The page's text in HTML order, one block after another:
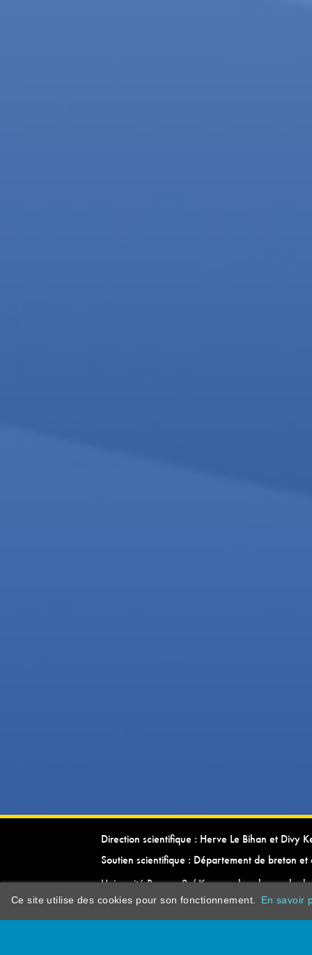
Direction scientifique : Herve Le Bihan et Divy
Soutien scientifique : Département de breton et
Université Rennes 2 / Kevrenn brezhoneg ha
Ce site utilise des cookies pour son fonctionnement. En savoir